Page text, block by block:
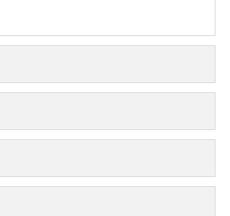
tillsammans med en
har en roll för
även vara en god idé att inta
kalciumrika livsmedel såsom